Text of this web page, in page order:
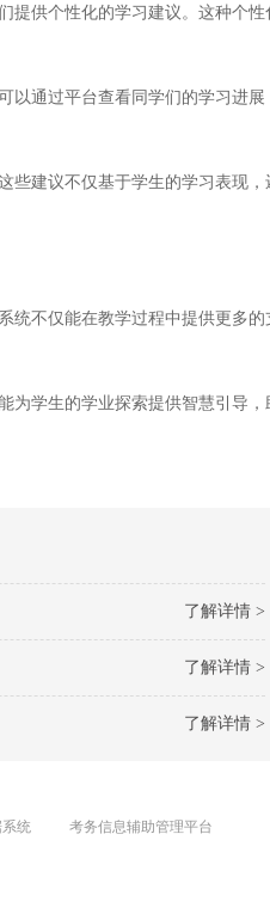
供个性化的学习建议。这种个性
通过平台查看同学们的学习进展
建议不仅基于学生的学习表现，
不仅能在教学过程中提供更多的
学生的学业探索提供智慧引导，
了解详情 >
了解详情 >
了解详情 >
统 考务信息辅助管理平台